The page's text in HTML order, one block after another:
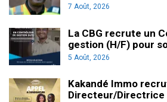
7 Août, 2026
La CBG recrute un
gestion (H/F) pour
5 Août, 2026
Kakandé Immo
Directeur/Directrice